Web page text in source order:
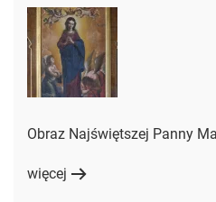
Obraz Najświętszej Panny
więcej